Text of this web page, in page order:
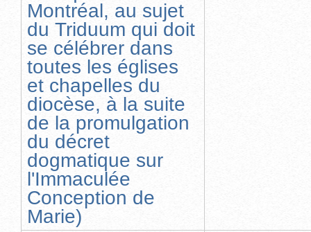
Montréal, au sujet
du Triduum qui doit
se célébrer dans
toutes les églises
et chapelles du
diocèse, à la suite
de la promulgation
du décret
dogmatique sur
l'Immaculée
Conception de
Marie)